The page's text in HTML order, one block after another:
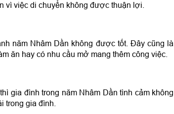
vì việc di chuyển không được thuận lợi.
năm Nhâm Dần không được tốt. Đây cũng là
ăn hay có nhu cầu mở mang thêm công việc.
gia đình trong năm Nhâm Dần tình cảm không
trong gia đình.